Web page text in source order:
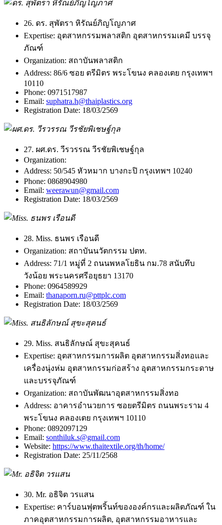
26. ดร. สุพัตรา หิรัณย์ภิญโญภาศ
Expertise: อุตสาหกรรมพลาสติก อุตสาหกรรมเคมี บรรจุ
ภัณฑ์
Organization: สถาบันพลาสติก
Address: 86/6 ซอย ตรีมิตร พระโขนง คลองเตย กรุงเทพฯ
10110
Phone: 0971517987
Email: suphatra.h@thaiplastics.org
Registration Date: 18/03/2569
27. ผศ.ดร. วีรวรรณ วีรชัยพิเชษฐ์กุล
Organization:
Address: 50/545 หัวหมาก บางกะปิ กรุงเทพฯ 10240
Phone: 0868904980
Email: weerawun@gmail.com
Registration Date: 18/03/2569
28. Miss. ธนพร เรือนดี
Organization: สถาบันนวัตกรรม ปตท.
Address: 71/1 หมู่ที่ 2 ถนนพหลโยธิน กม.78 สนับทึบ
วังน้อย พระนครศรีอยุธยา 13170
Phone: 0964589929
Email: thanaporn.ru@pttplc.com
Registration Date: 18/03/2569
29. Miss. สนธิลักษณ์ สุขะสุคนธ์
Expertise: อุตสาหกรรมการผลิต อุตสาหกรรมสิ่งทอและ
เครื่องนุ่งห่ม อุตสาหกรรมก่อสร้าง อุตสาหกรรมกระดาษ
และบรรจุภัณฑ์
Organization: สถาบันพัฒนาอุตสาหกรรมสิ่งทอ
Address: อาคารอำนวยการ ซอยตรีมิตร ถนนพระราม 4
พระโขนง คลองเตย กรุงเทพฯ 10110
Phone: 0892097129
Email: sonthiluk.s@gmail.com
Website: https://www.thaitextile.org/th/home/
Registration Date: 25/11/2568
30. Mr. อธิจิต วรแสน
Expertise: คาร์บอนฟุตพริ้นท์ขององค์กรและผลิตภัณฑ์ ใน
ภาคอุตสาหกรรมการผลิต, อุตสาหกรรมอาหารและ